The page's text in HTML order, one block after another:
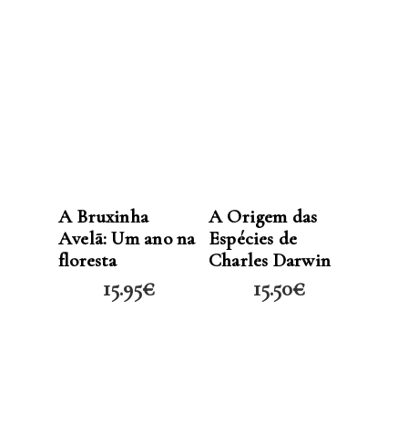
A Bruxinha
Avelã: Um ano na
floresta
15.95€
A Origem das
Espécies de
Charles Darwin
15.50€